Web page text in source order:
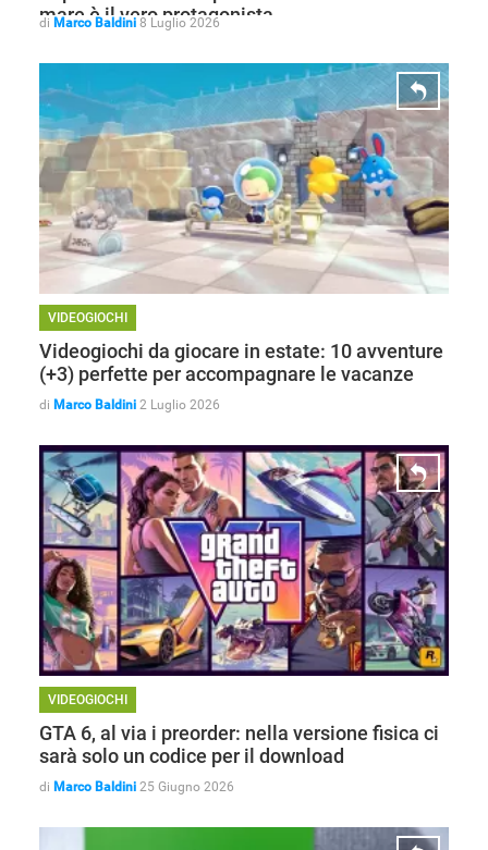
APPLE
mare è il vero protagonista
di Marco Baldini 8 Luglio 2026
VIDEOGIOCHI
Videogiochi da giocare in estate: 10 avventure
(+3) perfette per accompagnare le vacanze
di Marco Baldini 2 Luglio 2026
VIDEOGIOCHI
GTA 6, al via i preorder: nella versione fisica ci
sarà solo un codice per il download
di Marco Baldini 25 Giugno 2026